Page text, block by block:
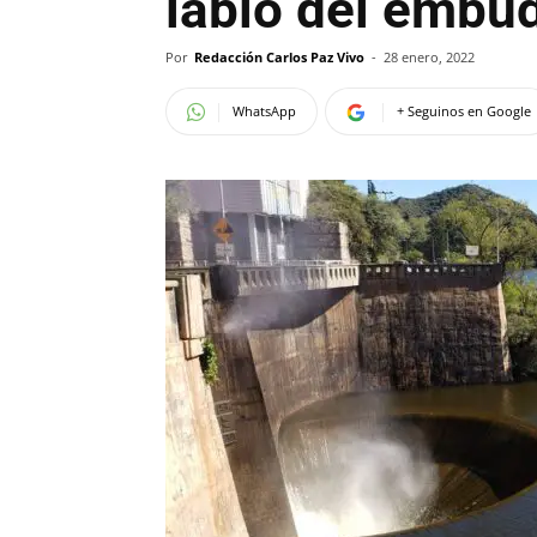
Por Redacción Carlos Paz Vivo - 28 enero, 2022
WhatsApp + Seguinos en Google